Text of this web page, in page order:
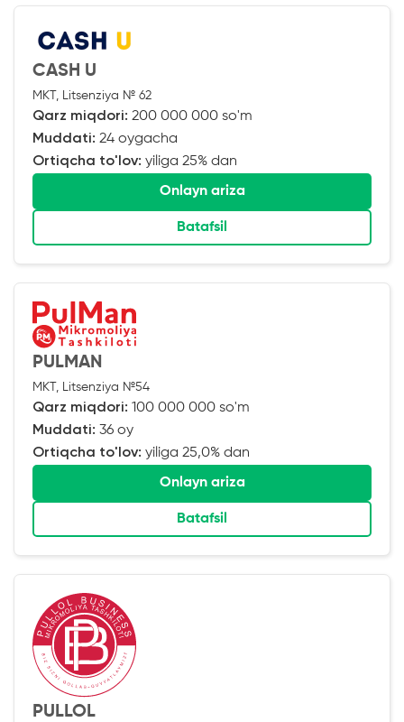
CASH U
MKT, Litsenziya № 62
Qarz miqdori: 200 000 000 so'm
Muddati: 24 oygacha
Ortiqcha to'lov: yiliga 25% dan
Onlayn ariza
Batafsil
PULMAN
MKT, Litsenziya №54
Qarz miqdori: 100 000 000 so'm
Muddati: 36 oy
Ortiqcha to'lov: yiliga 25,0% dan
Onlayn ariza
Batafsil
PULLOL